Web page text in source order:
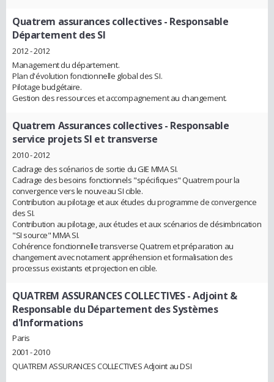
Quatrem assurances collectives- Responsable
Département des SI
2012 - 2012
Management du département.
Plan d'évolution fonctionnelle global des SI.
Pilotage budgétaire.
Gestion des ressources et accompagnement au changement.
Quatrem Assurances collectives- Responsable
service projets SI et transverse
2010 - 2012
Cadrage des scénarios de sortie du GIE MMA SI.
Cadrage des besoins fonctionnels "spécifiques" Quatrem pour la
convergence vers le nouveau SI cible.
Contribution au pilotage et aux études du programme de convergence
des SI.
Contribution au pilotage, aux études et aux scénarios de désimbrication
"SI source" MMA SI.
Cohérence fonctionnelle transverse Quatrem et préparation au
changement avec notament appréhension et formalisation des
processus existants et projection en cible.
QUATREM ASSURANCES COLLECTIVES- Adjoint &
Responsable du Département des Systèmes
d'Informations
Paris
2001 - 2010
QUATREM ASSURANCES COLLECTIVES Adjoint au DSI